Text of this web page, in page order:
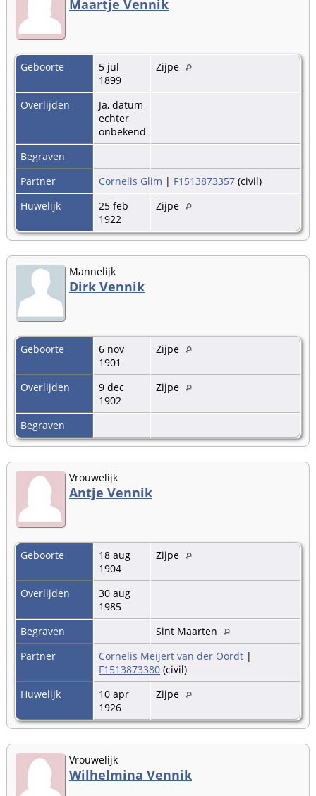
Maartje Vennik
Geboorte
5 jul
1899
Zijpe
Overlijden
Ja, datum
echter
onbekend
Begraven
Partner
Cornelis Glim | F1513873357 (civil)
Huwelijk
25 feb
1922
Zijpe
Mannelijk
Dirk Vennik
Geboorte
6 nov
1901
Zijpe
Overlijden
9 dec
1902
Zijpe
Begraven
Vrouwelijk
Antje Vennik
Geboorte
18 aug
1904
Zijpe
Overlijden
30 aug
1985
Begraven
Sint Maarten
Partner
Cornelis Meijert van der Oordt |
F1513873380 (civil)
Huwelijk
10 apr
1926
Zijpe
Vrouwelijk
Wilhelmina Vennik